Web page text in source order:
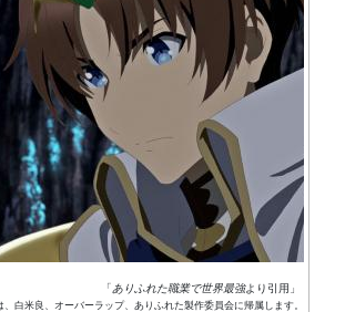
「ありふれた職業で世界最強より引用」
白米良、オーバーラップ、ありふれた製作委員会に帰属します。